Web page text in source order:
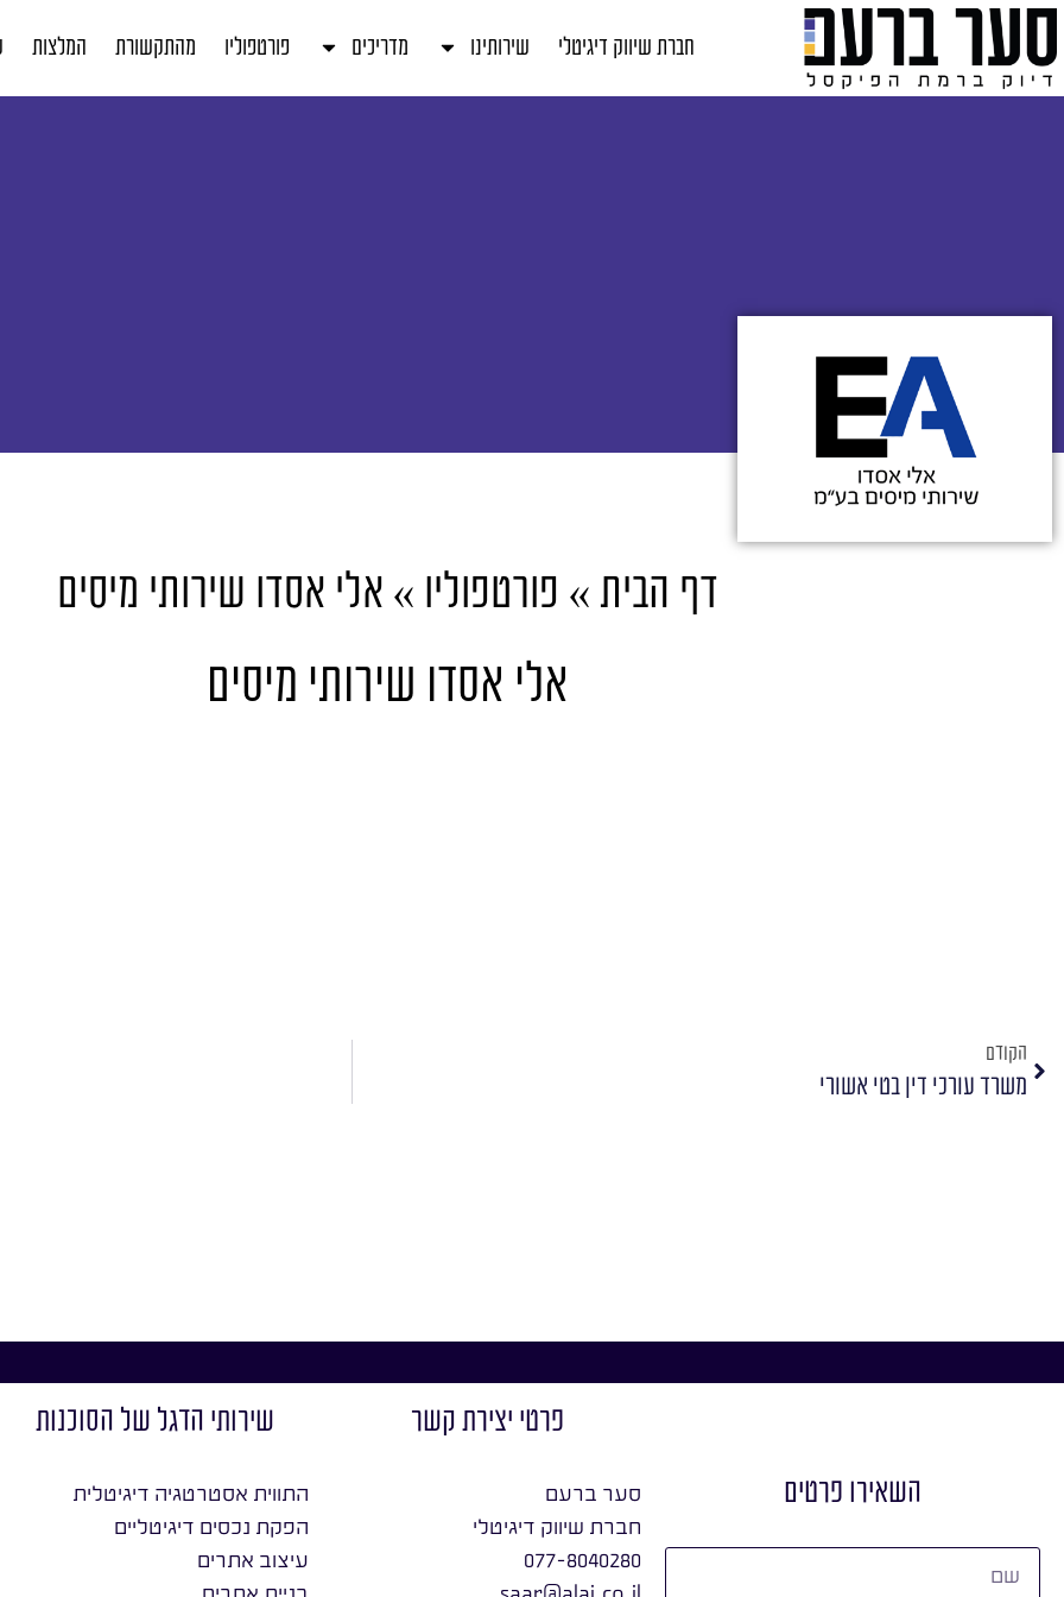
חברת שיווק דיגיטלי שירותינו מדריכים פורטפוליו מהתקשורת המלצות
דף הבית » פורטפוליו » אלי אסדו שירותי מיסים
אלי אסדו שירותי מיסים
הקודם
משרד עורכי דין בטי אשורי
השאירו פרטים
פרטי יצירת קשר
סער ברעם
חברת שיווק דיגיטלי
077-8040280
שירותי הדגל של הסוכנות
התווית אסטרטגיה דיגיטלית
הפקת נכסים דיגיטליים
עיצוב אתרים